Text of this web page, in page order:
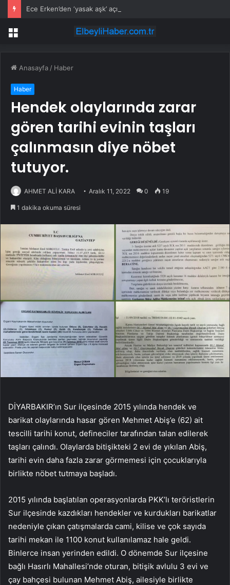
Menü
Anasayfa / Haber
Haber
Hendek olaylarında zarar
gören tarihi evinin taşları
çalınmasın diye nöbet
tutuyor.
AHMET ALİ KARA Aralık 11, 2022 0 19
1 dakika okuma süresi
DİYARBAKIR’ın Sur ilçesinde 2015 yılında hendek ve
barikat olaylarında hasar gören Mehmet Abiş’e (62) ait
tescilli tarihi konut, defineciler tarafından talan edilerek
taşları çalındı. Olaylarda bitişikteki 2 evi de yıkılan Abiş,
tarihi evin daha fazla zarar görmemesi için çocuklarıyla
birlikte nöbet tutmaya başladı.
2015 yılında başlatılan operasyonlarda PKK’lı teröristlerin
Sur ilçesinde kazdıkları hendekler ve kurdukları barikatlar
nedeniyle çıkan çatışmalarda cami, kilise ve çok sayıda
tarihi mekan ile 1100 konut kullanılamaz hale geldi.
Binlerce insan yerinden edildi. O dönemde Sur ilçesine
bağlı Hasırlı Mahallesi’nde oturan, bitişik avlulu 3 evi ve
çay bahçesi bulunan Mehmet Abiş, ailesiyle birlikte